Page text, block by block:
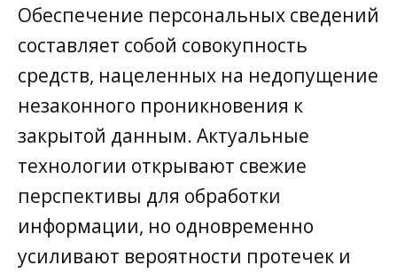
Обеспечение персональных сведений
составляет собой совокупность
средств, нацеленных на недопущение
незаконного проникновения к
закрытой данным. Актуальные
технологии открывают свежие
перспективы для обработки
информации, но одновременно
усиливают вероятности протечек и